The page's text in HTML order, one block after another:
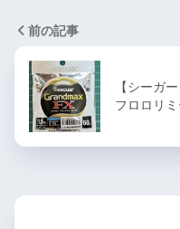
前の記事
【シーガ
フロロリ